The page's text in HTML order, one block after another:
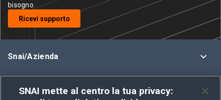
bisogno.
Ricevi supporto
Snai/Azienda
SNAI mette al centro la tua privacy: